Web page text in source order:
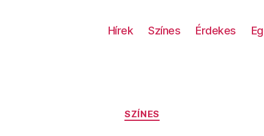
Hírek Színes Érdekes
Kategóriák
SZÍNES